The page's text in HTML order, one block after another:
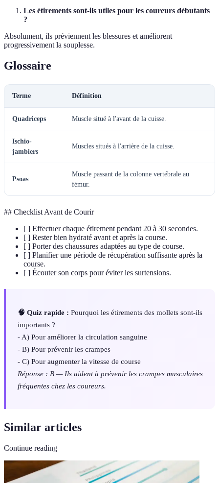
Les étirements sont-ils utiles pour les coureurs débutants
?
Absolument, ils préviennent les blessures et améliorent
progressivement la souplesse.
Glossaire
Terme Définition
Quadriceps Muscle situé à l'avant de la cuisse.
Ischio-
jambiers
Muscles situés à l'arrière de la cuisse.
Psoas
Muscle passant de la colonne vertébrale au
fémur.
## Checklist Avant de Courir
[ ] Effectuer chaque étirement pendant 20 à 30 secondes.
[ ] Rester bien hydraté avant et après la course.
[ ] Porter des chaussures adaptées au type de course.
[ ] Planifier une période de récupération suffisante après la
course.
[ ] Écouter son corps pour éviter les surtensions.
🧠 Quiz rapide : Pourquoi les étirements des mollets sont-ils
importants ?
- A) Pour améliorer la circulation sanguine
- B) Pour prévenir les crampes
- C) Pour augmenter la vitesse de course
Réponse : B — Ils aident à prévenir les crampes musculaires
fréquentes chez les coureurs.
Similar articles
Continue reading